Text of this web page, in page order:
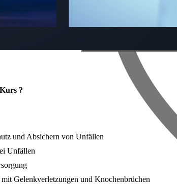
?
und Absichern von Unfällen
Unfällen
Gelenkverletzungen und Knochenbrüchen